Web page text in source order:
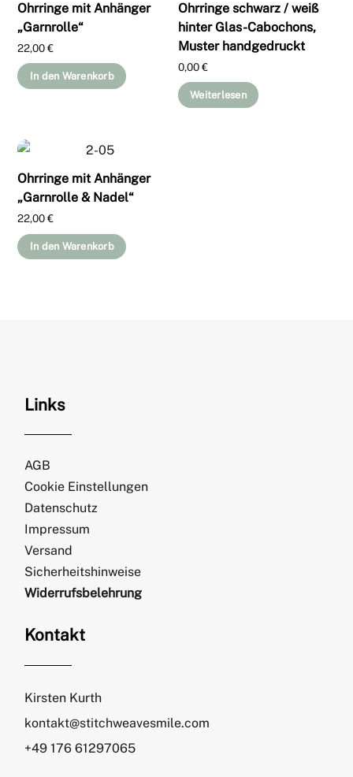
Ohrringe mit Anhänger
„Garnrolle“
22,00€
In den Warenkorb
Ohrringe schwarz / weiß
hinter Glas-Cabochons,
Muster handgedruckt
0,00€
Weiterlesen
Ohrringe mit Anhänger
„Garnrolle & Nadel“
22,00€
In den Warenkorb
Links
AGB
Cookie Einstellungen
Datenschutz
Impressum
Versand
Sicherheitshinweise
Widerrufsbelehrung
Kontakt
Kirsten Kurth
kontakt@stitchweavesmile.com
+49 176 61297065